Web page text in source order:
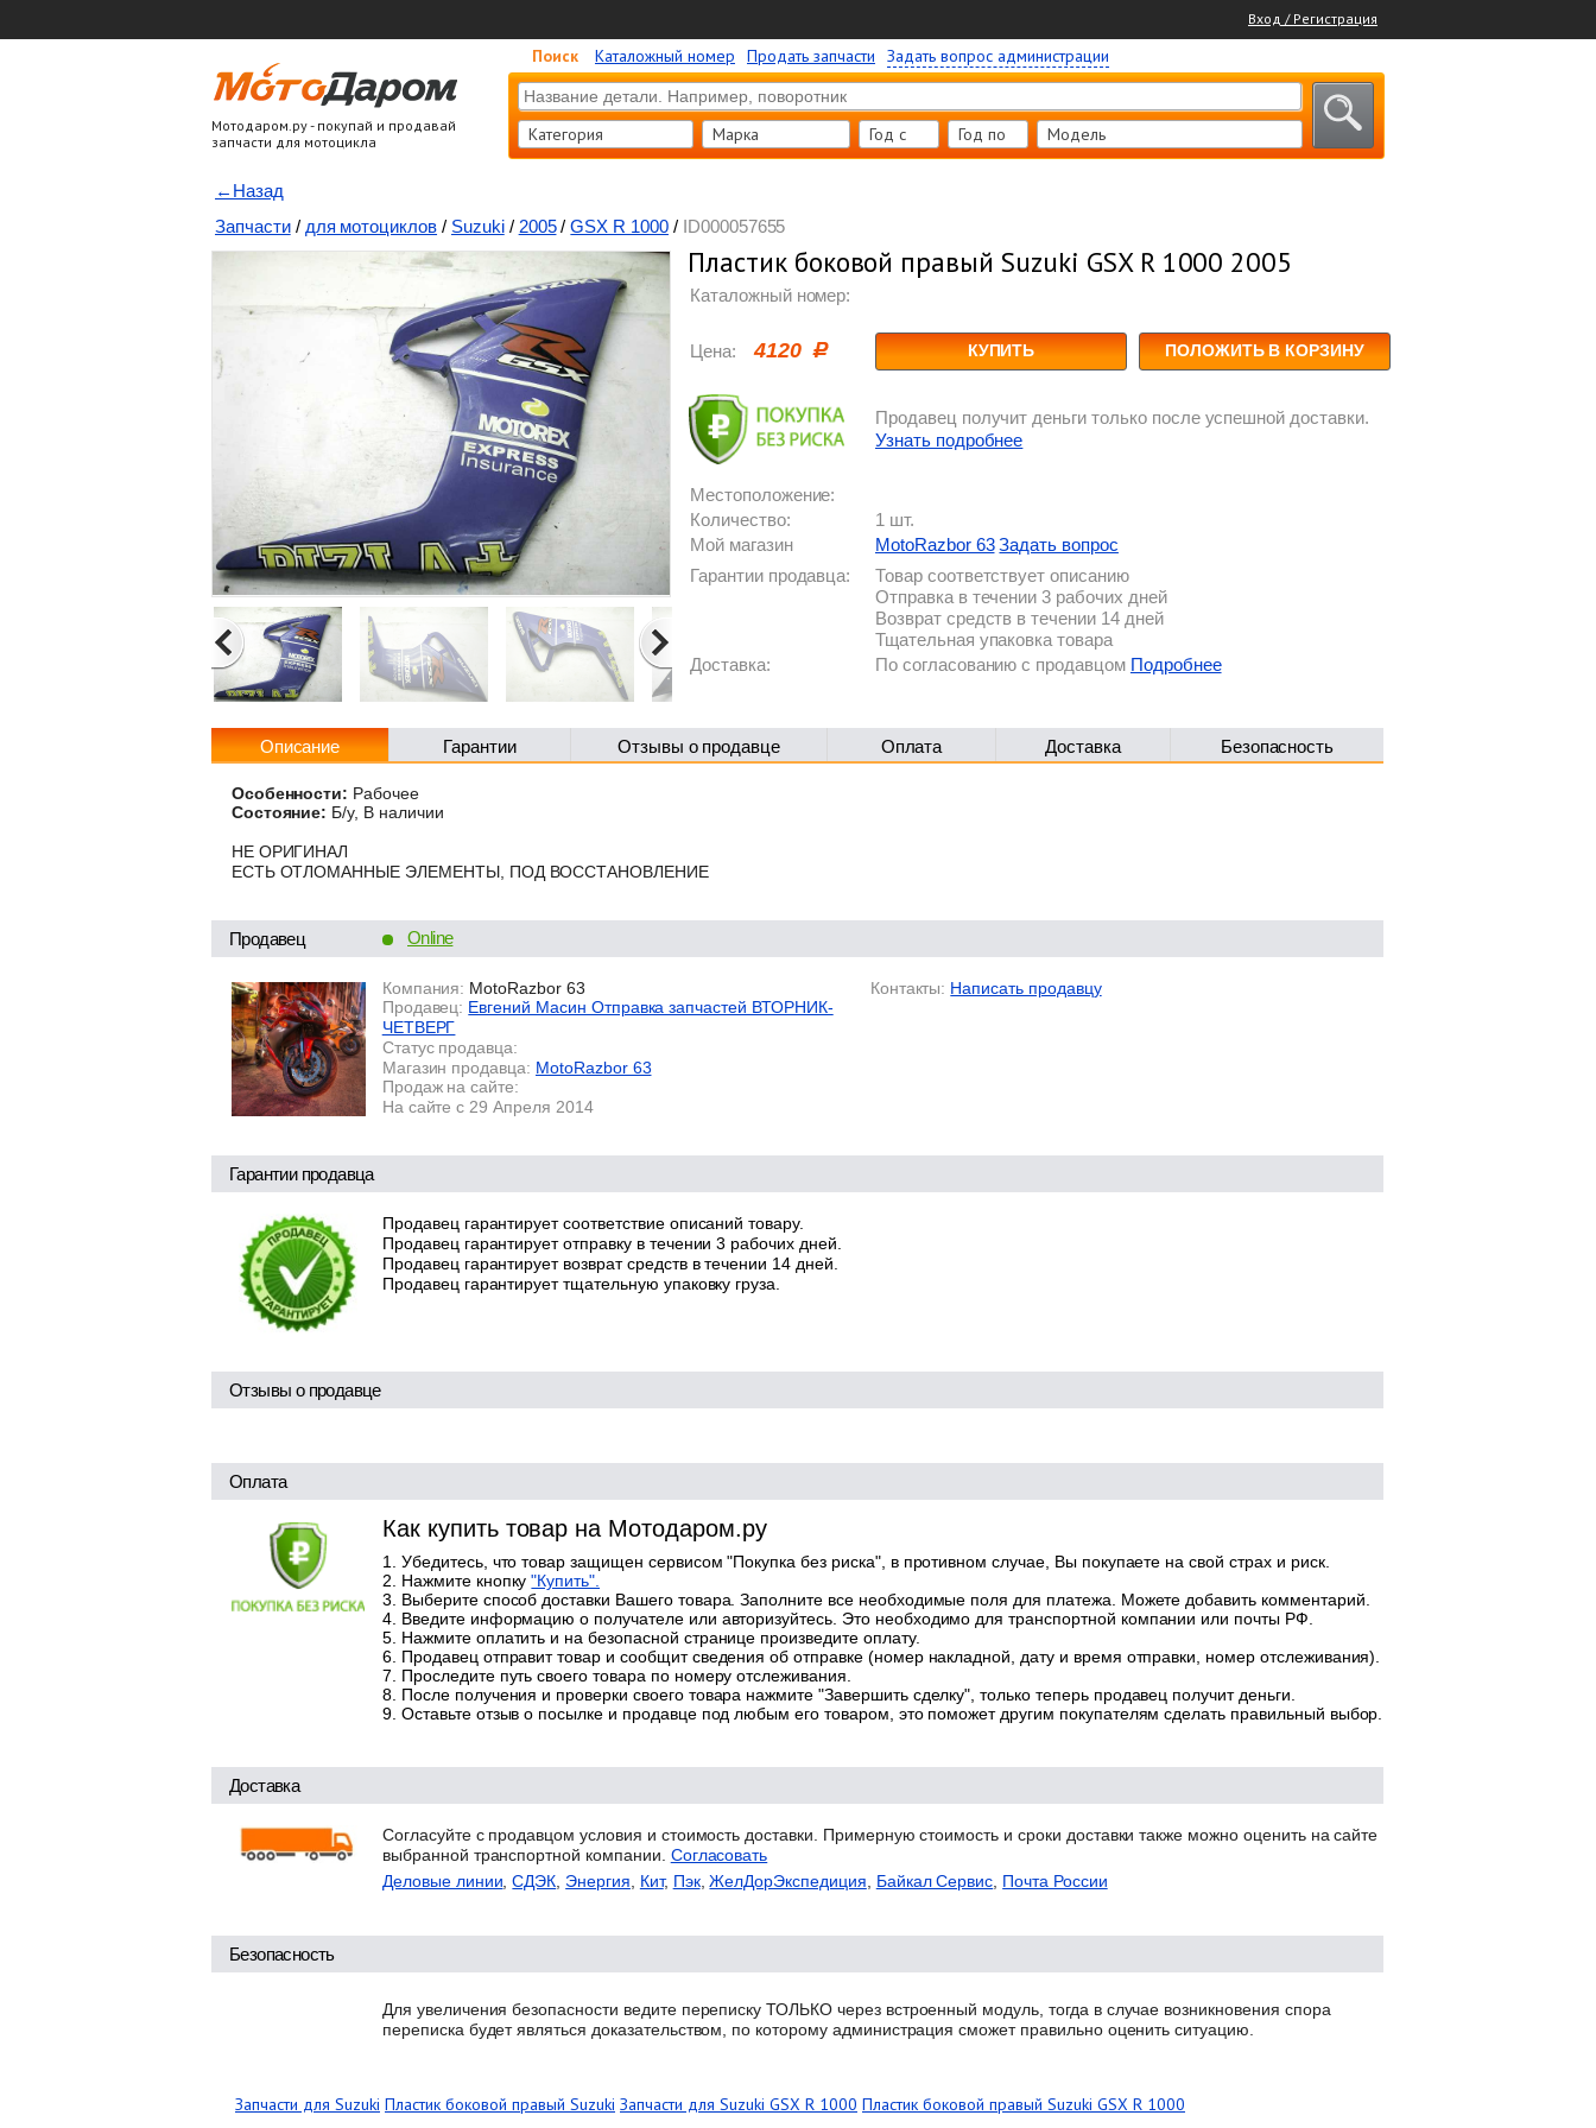
Вход / Регистрация
Мотодаром.ру - покупай и продавай
запчасти для мотоцикла
Поиск Каталожный номер Продать запчасти Задать вопрос администрации
Категория Марка Год c Год по Модель
←Назад
Запчасти / для мотоциклов / Suzuki / 2005 / GSX R 1000/ ID000057655
Пластик боковой правый Suzuki GSX R 1000 2005
Каталожный номер:
Цена: 4120 КУПИТЬ ПОЛОЖИТЬ В КОРЗИНУ
Продавец получит деньги только после успешной доставки.
Узнать подробнее
Местоположение:
Количество:
1 шт.
Мой магазин
MotoRazbor 63 Задать вопрос
Гарантии продавца:
Товар соответствует описанию
Отправка в течении 3 рабочих дней
Возврат средств в течении 14 дней
Тщательная упаковка товара
Доставка:
По согласованию с продавцом Подробнее
Описание Гарантии Отзывы о продавце Оплата Доставка Безопасность
Особенности: Рабочее
Состояние: Б/у, В наличии
НЕ ОРИГИНАЛ
ЕСТЬ ОТЛОМАННЫЕ ЭЛЕМЕНТЫ, ПОД ВОССТАНОВЛЕНИЕ
Продавец Online
Компания: MotoRazbor 63
Продавец: Евгений Масин Отправка запчастей ВТОРНИК-
ЧЕТВЕРГ
Статус продавца:
Магазин продавца: MotoRazbor 63
Продаж на сайте:
На сайте с 29 Апреля 2014
Контакты: Написать продавцу
Гарантии продавца
Продавец гарантирует соответствие описаний товару.
Продавец гарантирует отправку в течении 3 рабочих дней.
Продавец гарантирует возврат средств в течении 14 дней.
Продавец гарантирует тщательную упаковку груза.
Отзывы о продавце
Оплата
Как купить товар на Мотодаром.ру
Убедитесь, что товар защищен сервисом "Покупка без риска", в противном случае, Вы покупаете на свой страх и риск.
Нажмите кнопку"Купить".
Выберите способ доставки Вашего товара. Заполните все необходимые поля для платежа. Можете добавить комментарий.
Введите информацию о получателе или авторизуйтесь. Это необходимо для транспортной компании или почты РФ.
Нажмите оплатить и на безопасной странице произведите оплату.
Продавец отправит товар и сообщит сведения об отправке (номер накладной, дату и время отправки, номер отслеживания).
Проследите путь своего товара по номеру отслеживания.
После получения и проверки своего товара нажмите "Завершить сделку", только теперь продавец получит деньги.
Оставьте отзыв о посылке и продавце под любым его товаром, это поможет другим покупателям сделать правильный выбор.
Доставка
Согласуйте с продавцом условия и стоимость доставки. Примерную стоимость и сроки доставки также можно оценить на сайте
выбранной транспортной компании. Согласовать
Деловые линии ,СДЭК Энергия Кит, Пэк,ЖелДорЭкспедиция Байкал Сервис Почта России
Безопасность
Для увеличения безопасности ведите переписку ТОЛЬКО через встроенный модуль, тогда в случае возникновения спора
переписка будет являться доказательством, по которому администрация сможет правильно оценить ситуацию.
Запчасти для Suzuki Пластик боковой правый Suzuki Запчасти для Suzuki GSX R 1000 Пластик боковой правый Suzuki GSX R 1000